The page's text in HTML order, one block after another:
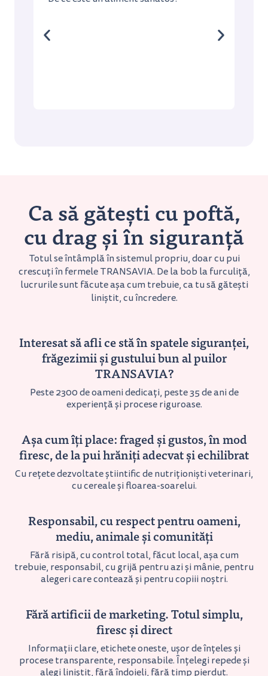
Ca să gătești cu poftă,
cu drag și în siguranță
Totul se întâmplă în sistemul propriu, doar cu pui
crescuți în fermele TRANSAVIA. De la bob la furculiță,
lucrurile sunt făcute așa cum trebuie, ca tu să gătești
liniștit, cu încredere.
Interesat să afli ce stă în spatele siguranței,
frăgezimii și gustului bun al puilor
TRANSAVIA?
Peste 2300 de oameni dedicați, peste 35 de ani de
experiență și procese riguroase.
Așa cum îți place: fraged și gustos, în mod
firesc, de la pui hrăniți adecvat și echilibrat
Cu rețete dezvoltate știintific de nutriționiști veterinari,
cu cereale și floarea-soarelui.
Responsabil, cu respect pentru oameni,
mediu, animale și comunități
Fără risipă, cu control total, făcut local, așa cum
trebuie, responsabil, cu grijă pentru azi și mânie, pentru
alegeri care contează și pentru copiii noștri.
Fără artificii de marketing. Totul simplu,
firesc și direct
Informații clare, etichete oneste, ușor de înțeles și
procese transparente, responsabile. Înțelegi repede și
alegi liniștit, fără îndoieli, fără timp pierdut.